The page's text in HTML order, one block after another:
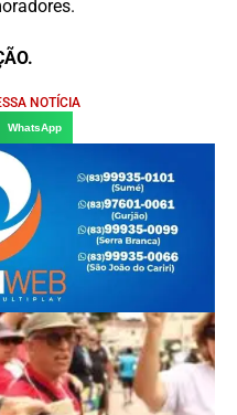
NOTÍCIA
WhatsApp